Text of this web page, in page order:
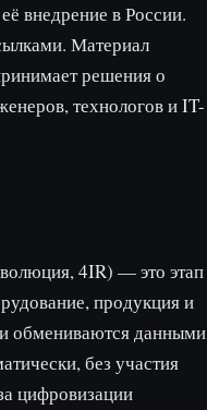
внедрение в России.
Материал
решения о
технологов и IT-
4IR) — это этап
продукция и
обмениваются данными
без участия
цифровизации